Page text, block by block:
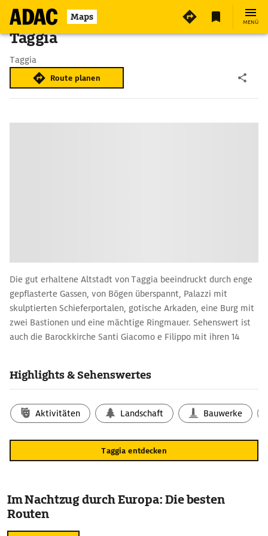
Maps MENÜ
Taggia
Taggia
Route planen
Die gut erhaltene Altstadt von Taggia beeindruckt durch enge
gepflasterte Gassen, von Bögen überspannt, Palazzi mit
skulptierten Schieferportalen, gotische Arkaden, eine Burg mit
zwei Bastionen und eine mächtige Ringmauer. Sehenswert ist
auch die Barockkirche Santi Giacomo e Filippo mit ihren 14
1996, die Augen bewegt haben.
Highlights & Sehenswertes
Aktivitäten Landschaft Bauwerke
Taggia entdecken
Im Nachtzug durch Europa: Die besten
Routen